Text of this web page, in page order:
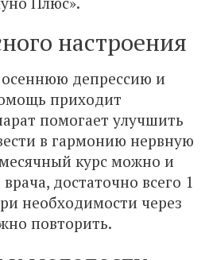
настроения
депрессию и
приходит
помогает улучшить
в гармонию нервную
курс можно и
достаточно всего 1
необходимости через
повторить.